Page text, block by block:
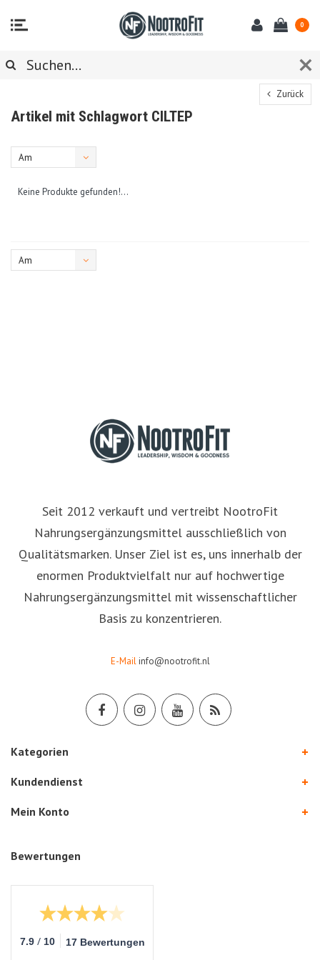
0
Zurück
Artikel mit Schlagwort CILTEP
Am
Keine Produkte gefunden!...
Am
Seit 2012 verkauft und vertreibt NootroFit
Nahrungsergänzungsmittel ausschließlich von
Qualitätsmarken. Unser Ziel ist es, uns innerhalb der
enormen Produktvielfalt nur auf hochwertige
Nahrungsergänzungsmittel mit wissenschaftlicher
Basis zu konzentrieren.
E-Mail info@nootrofit.nl
Kategorien
Kundendienst
Mein Konto
Bewertungen
7.9 / 10 17 Bewertungen